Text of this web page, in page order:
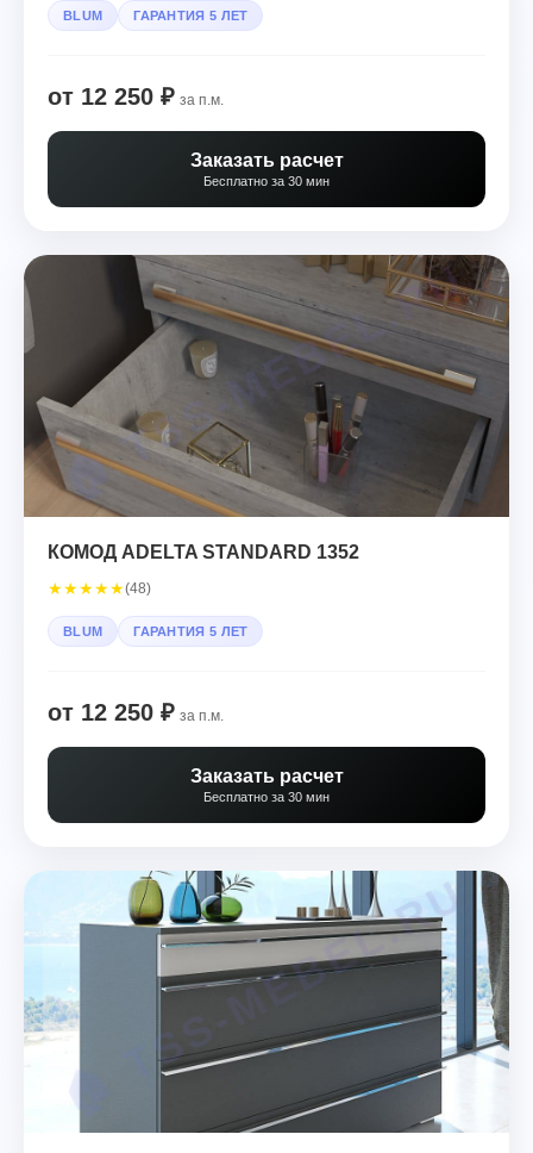
BLUM ГАРАНТИЯ 5 ЛЕТ
от 12 250 ₽ за п.м.
Заказать расчет
Бесплатно за 30 мин
КОМОД ADELTA STANDARD 1352
★★★★★(48)
BLUM ГАРАНТИЯ 5 ЛЕТ
от 12 250 ₽ за п.м.
Заказать расчет
Бесплатно за 30 мин